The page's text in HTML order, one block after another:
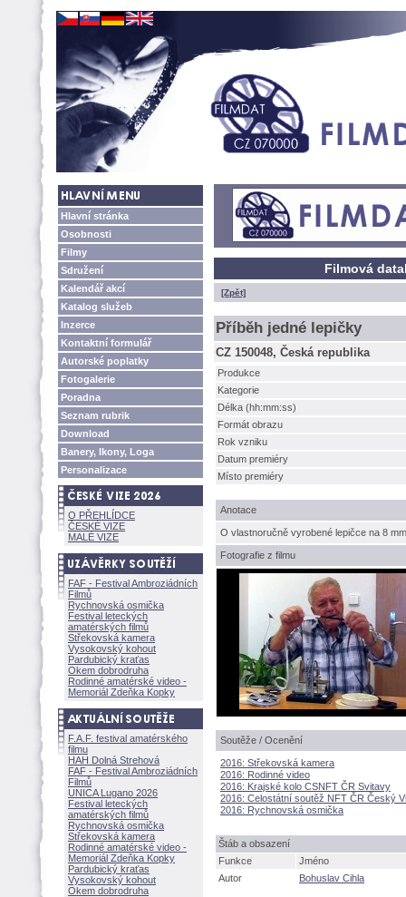
Hlavní stránka
Osobnosti
Filmy
Sdružení
Kalendář akcí
Katalog služeb
Inzerce
Kontaktní formulář
Autorské poplatky
Fotogalerie
Poradna
Seznam rubrik
Download
Banery, Ikony, Loga
Personalizace
O PŘEHLÍDCE
ČESKÉ VIZE
MALÉ VIZE
FAF - Festival Ambroziádních
Filmů
Rychnovská osmička
Festival leteckých
amatérských filmů
Střekovská kamera
Vysokovský kohout
Pardubický kraťas
Okem dobrodruha
Rodinné amatérské video -
Memoriál Zdeňka Kopky
F.A.F. festival amatérského
filmu
HAH Dolná Strehov
FAF - Festival Ambroziádních
Filmů
UNICA Lugano 2026
Festival leteckých
amatérských filmů
Rychnovská osmička
Střekovská kamera
Rodinné amatérské video -
Memoriál Zdeňka Kopky
Pardubický kraťas
Vysokovský kohout
Okem dobrodruha
Filmová
[Zpět]
Příběh jedné lepičky
CZ 150048, Česká republika
Produkce
Kategorie
Délka (hh:mm:ss)
Formát obrazu
Rok vzniku
Datum premiéry
Místo premiéry
Anotace
O vlastnoručně vyrobené lepičce na 8
Fotografie z filmu
Soutěže / Ocenění
2016: Střekovská kamera
2016: Rodinné video
2016: Krajské kolo CSNFT ČR Svitavy
2016: Celostátní soutěž NFT ČR Český
2016: Rychnovská osmička
táb a obsazení
Funkce
Jméno
Autor
Bohuslav Cihla